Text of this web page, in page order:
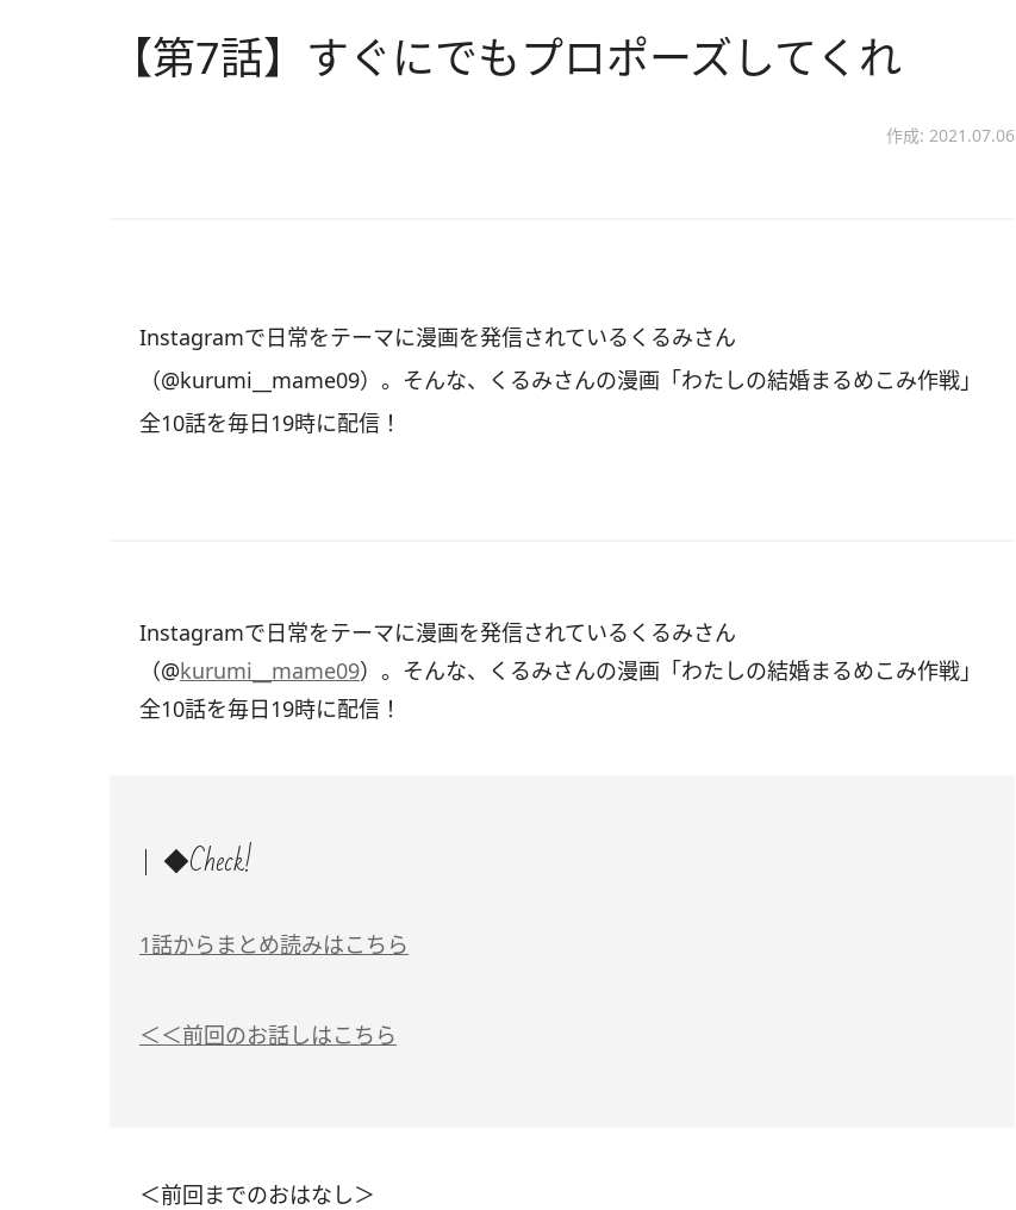
【第7話】すぐにでもプロポーズしてくれ
作成: 2021.07.06
Instagramで日常をテーマに漫画を発信されているくるみさん
（@kurumi__mame09）。そんな、くるみさんの漫画「わたしの結婚まるめこみ作戦」
全10話を毎日19時に配信！
Instagramで日常をテーマに漫画を発信されているくるみさん
（@kurumi__mame09）。そんな、くるみさんの漫画「わたしの結婚まるめこみ作戦」
全10話を毎日19時に配信！
◆Check!
1話からまとめ読みはこちら
＜＜前回のお話しはこちら
＜前回までのおはなし＞